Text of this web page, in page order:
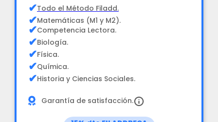
✔Todo el Método Filadd.
✔
✔
Matemáticas (M1 y M2).
Competencia Lectora.
✔Biología.
✔Física.
✔Química.
✔Historia y Ciencias Sociales.
Garantía de satisfacción.